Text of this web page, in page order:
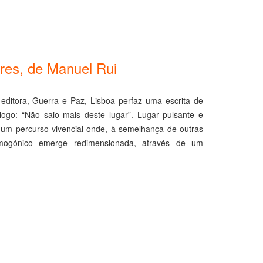
de Manuel Rui
Guerra e Paz, Lisboa perfaz uma escrita de
“Não saio mais deste lugar”. Lugar pulsante e
percurso vivencial onde, à semelhança de outras
emerge redimensionada, através de um